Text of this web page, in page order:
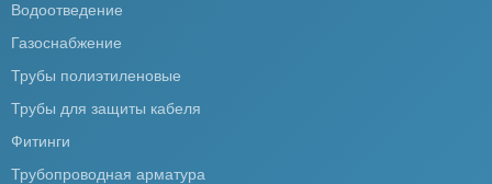
Водоотведение
Газоснабжение
Трубы полиэтиленовые
Трубы для защиты кабеля
Фитинги
Трубопроводная арматура